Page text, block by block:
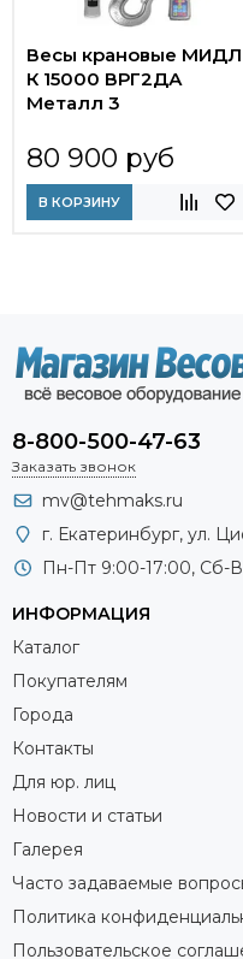
Весы крановые МИДЛ
К 15000 ВРГ2ДА
Металл 3
80 900 руб
В КОРЗИНУ
8-800-500-47-63
Заказать звонок
mv@tehmaks.ru
г. Екатеринбург, ул.
Пн-Пт 9:00-17:00, Сб-
ИНФОРМАЦИЯ
Каталог
Покупателям
Города
Контакты
Для юр. лиц
Новости и статьи
Галерея
Часто задаваемые
Политика
Пользовательское